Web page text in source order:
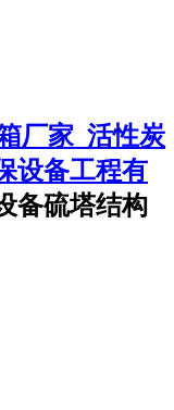
厂家_活性炭
设备工程有
备硫塔结构